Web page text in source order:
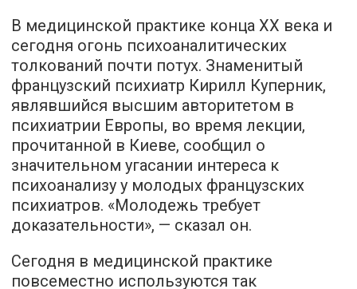
В медицинской практике конца XX века и
сегодня огонь психоаналитических
толкований почти потух. Знаменитый
французский психиатр Кирилл Куперник,
являвшийся высшим авторитетом в
психиатрии Европы, во время лекции,
прочитанной в Киеве, сообщил о
значительном угасании интереса к
психоанализу у молодых французских
психиатров. «Молодежь требует
доказательности», — сказал он.
Сегодня в медицинской практике
повсеместно используются так